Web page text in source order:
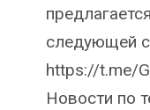
следующей
https://t.me/
Новости по